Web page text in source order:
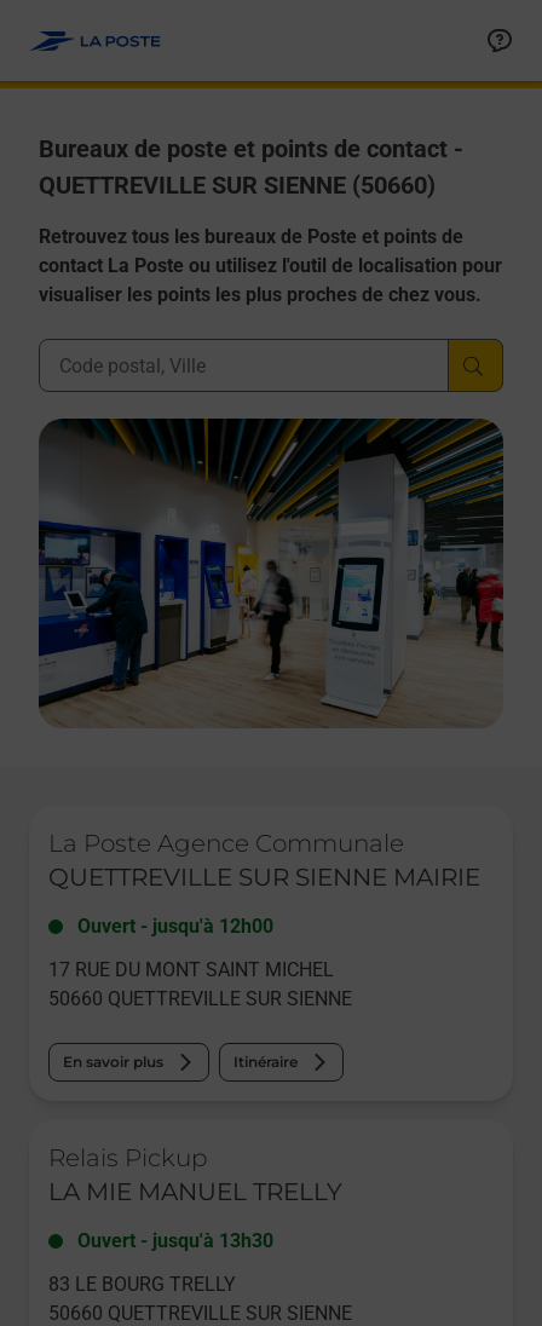
Bureaux de poste et points de contact -
QUETTREVILLE SUR SIENNE (50660)
Retrouvez tous les bureaux de Poste et points de
contact La Poste ou utilisez l'outil de localisation pour
visualiser les points les plus proches de chez vous.
Ville, Département, Code Postal
La Poste Agence Communale
QUETTREVILLE SUR SIENNE MAIRIE
Ouvert - jusqu'à 12h00
17 RUE DU MONT SAINT MICHEL
50660 QUETTREVILLE SUR SIENNE
En savoir plus Itinéraire
Relais Pickup
LA MIE MANUEL TRELLY
Ouvert - jusqu'à 13h30
83 LE BOURG TRELLY
50660 QUETTREVILLE SUR SIENNE